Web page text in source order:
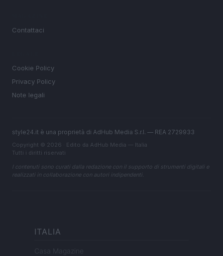
Contattaci
Cookie Policy
Privacy Policy
Note legali
style24.it è una proprietà di AdHub Media S.r.l. — REA 2729933
Copyright © 2026 · Edito da AdHub Media — Italia
Tutti i diritti riservati
I contenuti sono curati dalla redazione con il supporto di strumenti digitali e
realizzati in collaborazione con autori indipendenti.
ITALIA
Casa Magazine